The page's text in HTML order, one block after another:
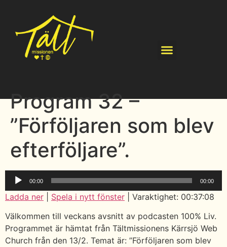
Program 32 –
”Förföljaren som blev
efterföljare”.
Ljudspelare
00:00 00:00
Ladda ner Spela i nytt fönster
Varaktighet: 00:37:08
Välkommen till veckans avsnitt av podcasten 100% Liv.
Programmet är hämtat från Tältmissionens Kärrsjö Web
Church från den 13/2. Temat är: ”Förföljaren som blev